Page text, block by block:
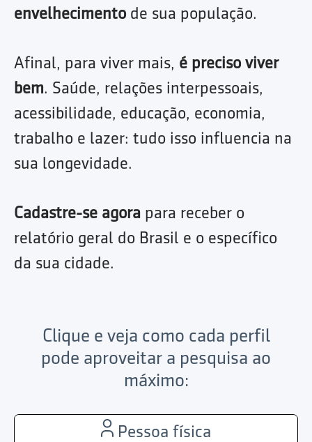
envelhecimento de sua população.
Afinal, para viver mais, é preciso viver
bem. Saúde, relações interpessoais,
acessibilidade, educação, economia,
trabalho e lazer: tudo isso influencia na
sua longevidade.
Cadastre-se agora para receber o
relatório geral do Brasil e o específico
da sua cidade.
Clique e veja como cada perfil
pode aproveitar a pesquisa ao
máximo:
Pessoa física